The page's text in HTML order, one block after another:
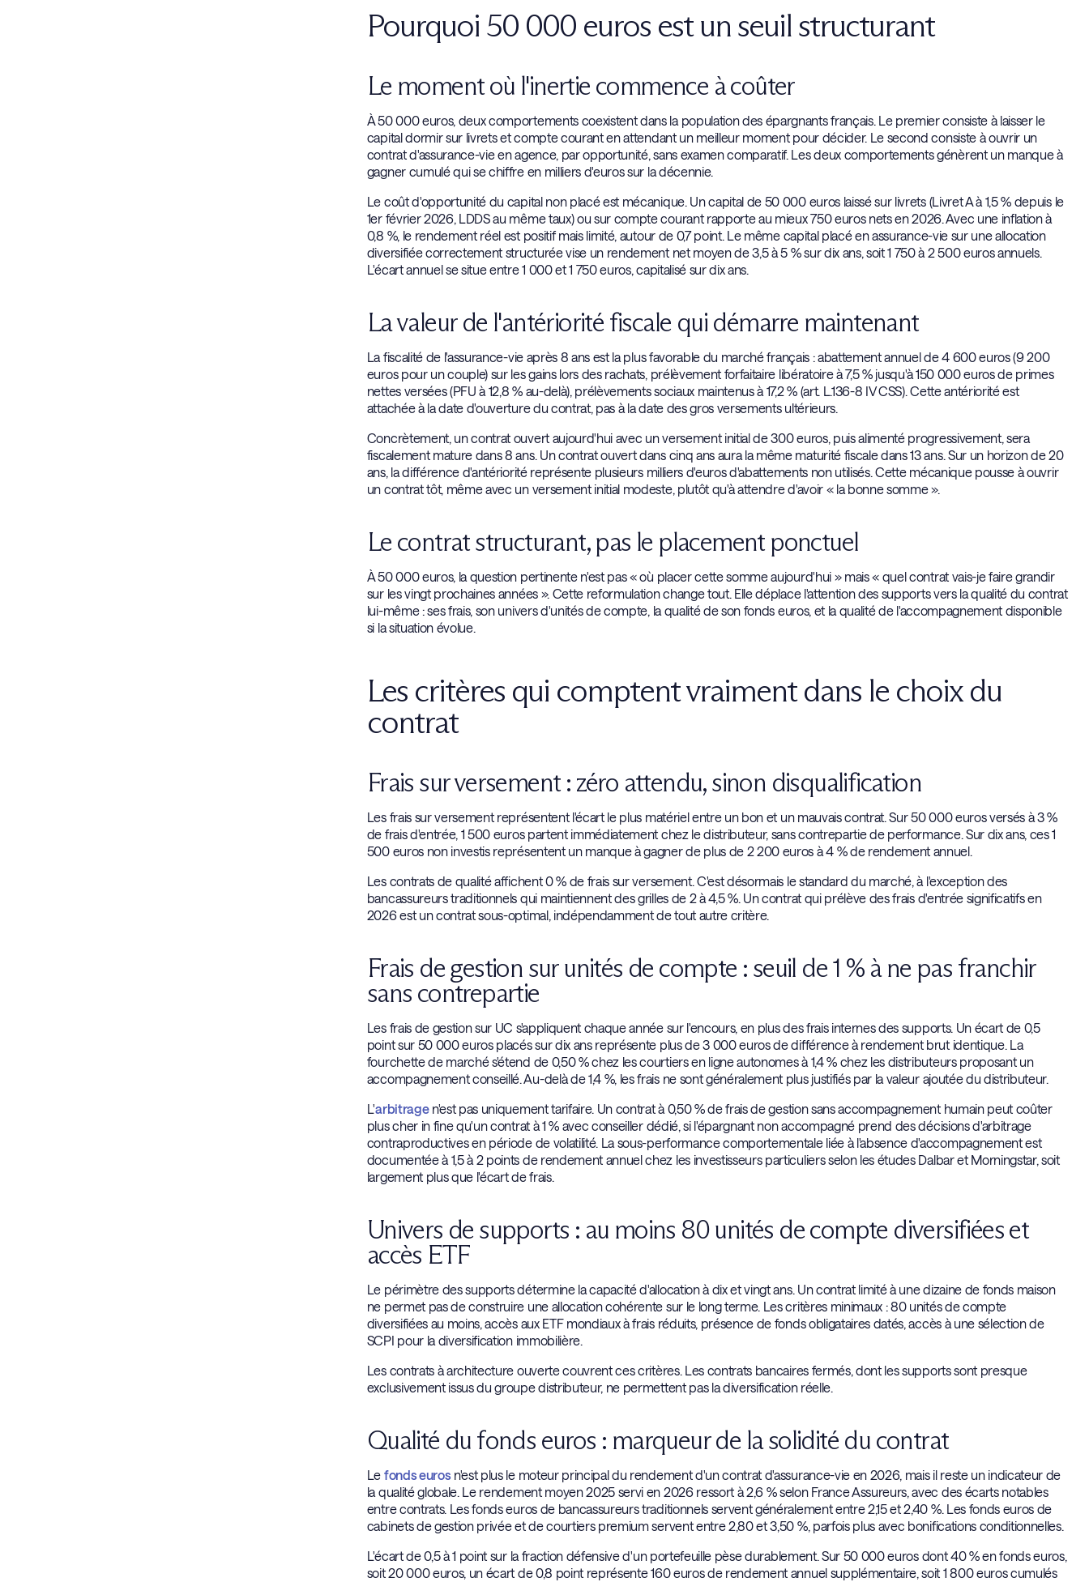
Pourquoi 50 000 euros est un seuil structurant
Le moment où l'inertie commence à coûter
À 50 000 euros, deux comportements coexistent dans la population des épargnants français. Le premier consiste à laisser le
capital dormir sur livrets et compte courant en attendant un meilleur moment pour décider. Le second consiste à ouvrir un
contrat d'assurance-vie en agence, par opportunité, sans examen comparatif. Les deux comportements génèrent un manque à
gagner cumulé qui se chiffre en milliers d'euros sur la décennie.
Le coût d'opportunité du capital non placé est mécanique. Un capital de 50 000 euros laissé sur livrets (Livret A à 1,5 % depuis le
1er février 2026, LDDS au même taux) ou sur compte courant rapporte au mieux 750 euros nets en 2026. Avec une inflation à
0,8 %, le rendement réel est positif mais limité, autour de 0,7 point. Le même capital placé en assurance-vie sur une allocation
diversifiée correctement structurée vise un rendement net moyen de 3,5 à 5 % sur dix ans, soit 1 750 à 2 500 euros annuels.
L'écart annuel se situe entre 1 000 et 1 750 euros, capitalisé sur dix ans.
La valeur de l'antériorité fiscale qui démarre maintenant
La fiscalité de l'assurance-vie après 8 ans est la plus favorable du marché français : abattement annuel de 4 600 euros (9 200
euros pour un couple) sur les gains lors des rachats, prélèvement forfaitaire libératoire à 7,5 % jusqu'à 150 000 euros de primes
nettes versées (PFU à 12,8 % au-delà), prélèvements sociaux maintenus à 17,2 % (art. L.136-8 IV CSS). Cette antériorité est
attachée à la date d'ouverture du contrat, pas à la date des gros versements ultérieurs.
Concrètement, un contrat ouvert aujourd'hui avec un versement initial de 300 euros, puis alimenté progressivement, sera
fiscalement mature dans 8 ans. Un contrat ouvert dans cinq ans aura la même maturité fiscale dans 13 ans. Sur un horizon de 20
ans, la différence d'antériorité représente plusieurs milliers d'euros d'abattements non utilisés. Cette mécanique pousse à ouvrir
un contrat tôt, même avec un versement initial modeste, plutôt qu'à attendre d'avoir « la bonne somme ».
Le contrat structurant, pas le placement ponctuel
À 50 000 euros, la question pertinente n'est pas « où placer cette somme aujourd'hui » mais « quel contrat vais-je faire grandir
sur les vingt prochaines années ». Cette reformulation change tout. Elle déplace l'attention des supports vers la qualité du contrat
lui-même : ses frais, son univers d'unités de compte, la qualité de son fonds euros, et la qualité de l'accompagnement disponible
si la situation évolue.
Les critères qui comptent vraiment dans le choix du
contrat
Frais sur versement : zéro attendu, sinon disqualification
Les frais sur versement représentent l'écart le plus matériel entre un bon et un mauvais contrat. Sur 50 000 euros versés à 3 %
de frais d'entrée, 1 500 euros partent immédiatement chez le distributeur, sans contrepartie de performance. Sur dix ans, ces 1
500 euros non investis représentent un manque à gagner de plus de 2 200 euros à 4 % de rendement annuel.
Les contrats de qualité affichent 0 % de frais sur versement. C'est désormais le standard du marché, à l'exception des
bancassureurs traditionnels qui maintiennent des grilles de 2 à 4,5 %. Un contrat qui prélève des frais d'entrée significatifs en
2026 est un contrat sous-optimal, indépendamment de tout autre critère.
Frais de gestion sur unités de compte : seuil de 1 % à ne pas franchir
sans contrepartie
Les frais de gestion sur UC s'appliquent chaque année sur l'encours, en plus des frais internes des supports. Un écart de 0,5
point sur 50 000 euros placés sur dix ans représente plus de 3 000 euros de différence à rendement brut identique. La
fourchette de marché s'étend de 0,50 % chez les courtiers en ligne autonomes à 1,4 % chez les distributeurs proposant un
accompagnement conseillé. Au-delà de 1,4 %, les frais ne sont généralement plus justifiés par la valeur ajoutée du distributeur.
L'arbitragen'est pas uniquement tarifaire. Un contrat à 0,50 % de frais de gestion sans accompagnement humain peut coûter
plus cher in fine qu'un contrat à 1 % avec conseiller dédié, si l'épargnant non accompagné prend des décisions d'arbitrage
contraproductives en période de volatilité. La sous-performance comportementale liée à l'absence d'accompagnement est
documentée à 1,5 à 2 points de rendement annuel chez les investisseurs particuliers selon les études Dalbar et Morningstar, soit
largement plus que l'écart de frais.
Univers de supports : au moins 80 unités de compte diversifiées et
accès ETF
Le périmètre des supports détermine la capacité d'allocation à dix et vingt ans. Un contrat limité à une dizaine de fonds maison
ne permet pas de construire une allocation cohérente sur le long terme. Les critères minimaux : 80 unités de compte
diversifiées au moins, accès aux ETF mondiaux à frais réduits, présence de fonds obligataires datés, accès à une sélection de
SCPI pour la diversification immobilière.
Les contrats à architecture ouverte couvrent ces critères. Les contrats bancaires fermés, dont les supports sont presque
exclusivement issus du groupe distributeur, ne permettent pas la diversification réelle.
Qualité du fonds euros : marqueur de la solidité du contrat
Le fonds eurosn'est plus le moteur principal du rendement d'un contrat d'assurance-vie en 2026, mais il reste un indicateur de
la qualité globale. Le rendement moyen 2025 servi en 2026 ressort à 2,6 % selon France Assureurs, avec des écarts notables
entre contrats. Les fonds euros de bancassureurs traditionnels servent généralement entre 2,15 et 2,40 %. Les fonds euros de
cabinets de gestion privée et de courtiers premium servent entre 2,80 et 3,50 %, parfois plus avec bonifications conditionnelles.
L'écart de 0,5 à 1 point sur la fraction défensive d'un portefeuille pèse durablement. Sur 50 000 euros dont 40 % en fonds euros,
soit 20 000 euros, un écart de 0,8 point représente 160 euros de rendement annuel supplémentaire, soit 1 800 euros cumulés